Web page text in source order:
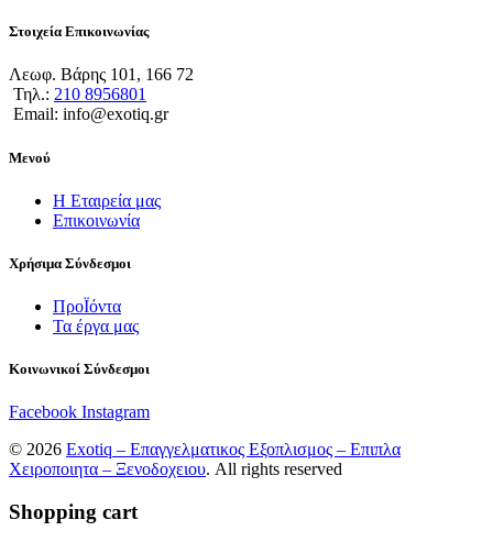
Στοιχεία Επικοινωνίας
Λεωφ. Βάρης 101, 166 72
Τηλ.: 210 8956801
Email: info@exotiq.gr
Μενού
Η Εταιρεία μας
Επικοινωνία
Χρήσιμα Σύνδεσμοι
ΠροΪόντα
Τα έργα μας
Κοινωνικοί Σύνδεσμοι
Facebook Instagram
© 2026 Exotiq – Επαγγελματικος Εξοπλισμος – Επιπλα
Χειροποιητα – Ξενοδοχειου. All rights reserved
Shopping cart